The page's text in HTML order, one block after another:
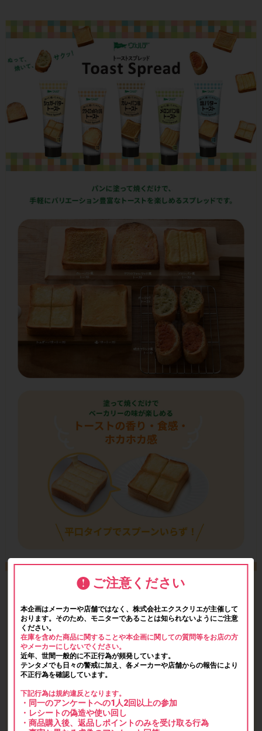
ご注意ください
本企画はメーカーや店舗ではなく、株式会社エクスクリエが主催して
おります。そのため、モニターであることは知られないようにご注意
ください。
在庫を含めた商品に関することや本企画に関しての質問等をお店の方
やメーカーにしないでください。
近年、世間一般的に不正行為が頻発しています。
テンタメでも日々の警戒に加え、各メーカーや店舗からの報告により
不正行為を確認しています。
下記行為は規約違反となります。
・同一のアンケートへの1人2回以上の参加
・レシートの偽造や使い回し
・商品購入後、返品しポイントのみを受け取る行為